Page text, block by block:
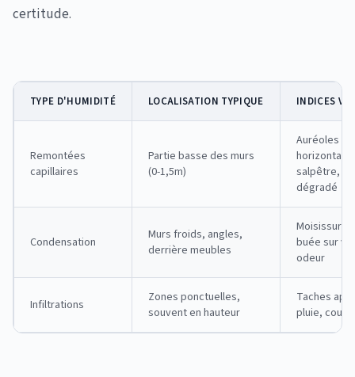
certitude.
TYPE D'HUMIDITÉ LOCALISATION TYPIQUE INDICES
Remontées
capillaires
Partie basse des murs
(0-1,5m)
Auréoles
salpêtre,
dégradé
Condensation
Murs froids, angles,
derrière meubles
buée sur
odeur
Infiltrations
Zones ponctuelles,
souvent en hauteur
Taches
pluie,